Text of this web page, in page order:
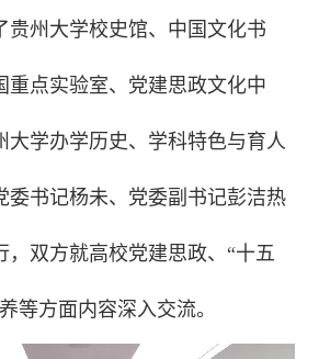
贵州大学校史馆、中国文化书
重点实验室、党建思政文化中
大学办学历史、学科特色与育人
委书记杨未、党委副书记彭洁热
，双方就高校党建思政、“十五
等方面内容深入交流。